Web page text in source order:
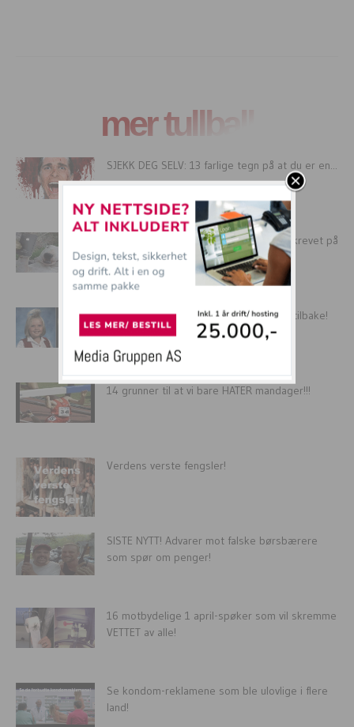
mer tullball
SJEKK DEG SELV: 13 farlige tegn på at du er en...
18 eksempler på hva HUNDER hadde skrevet på
FACEBOOK!
20 hårsveiser som aldri måtte komme tilbake!
ALDRI!!!
14 grunner til at vi bare HATER mandager!!!
Verdens verste fengsler!
SISTE NYTT! Advarer mot falske børsbærere
som spør om penger!
16 motbydelige 1 april-spøker som vil skremme
VETTET av alle!
Se kondom-reklamene som ble ulovlige i flere
land!